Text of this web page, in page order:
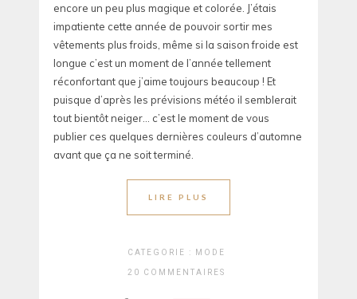
encore un peu plus magique et colorée. J’étais
impatiente cette année de pouvoir sortir mes
vêtements plus froids, même si la saison froide est
longue c’est un moment de l’année tellement
réconfortant que j’aime toujours beaucoup ! Et
puisque d’après les prévisions météo il semblerait
tout bientôt neiger… c’est le moment de vous
publier ces quelques dernières couleurs d’automne
avant que ça ne soit terminé.
LIRE PLUS
CATEGORIE : MODE
20 COMMENTAIRES